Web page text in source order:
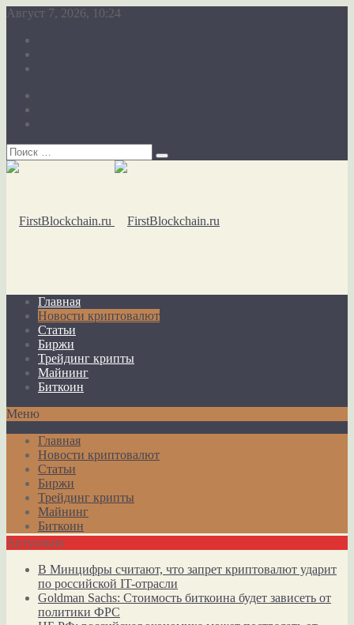
Август 7, 2026, 10:24
Главная
Новости криптовалют
Статьи
Биржи
Трейдинг крипты
Майнинг
Биткоин
Меню
Главная
Новости криптовалют
Статьи
Биржи
Трейдинг крипты
Майнинг
Биткоин
Актуально
В Минцифры считают, что запрет криптовалют ударит
по российской IT-отрасли
Goldman Sachs: Стоимость биткоина будет зависеть от
политики ФРС